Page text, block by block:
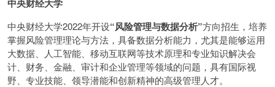
中央财经大学
中央财经大学2022年开设“风险管理与数据分析”方向招生，培养
掌握风险管理理论与方法，具备数据分析能力，尤其是能够运用
大数据、人工智能、移动互联网等技术原理和专业知识解决会
计、财务、金融、审计和企业管理等领域的问题，具有国际视
野、专业技能、领导潜能和创新精神的高级管理人才。